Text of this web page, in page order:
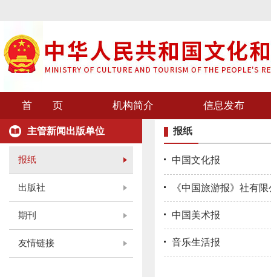
首 页 机构简介 信息发布
主管新闻出版单位
报纸
出版社
期刊
友情链接
报纸
中国文化报
《中国旅游报》社有
中国美术报
音乐生活报